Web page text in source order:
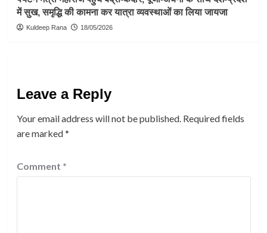
में सुख, समृद्धि की कामना कर यात्रा व्यवस्थाओं का लिया जायजा
Kuldeep Rana 18/05/2026
Leave a Reply
Your email address will not be published. Required fields
are marked*
Comment *